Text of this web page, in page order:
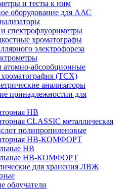
и тесты к ним
оборудование для ААС
спектрофлуориметры
хроматографы
электрофореза
атомно-абсорбционные
хроматография (ТСХ)
анализаторы
принадлежностии для
НВ
CLASSIC металлическая
полипропиленовые
НВ-КОМФОРТ
НВ
НВ-КОМФОРТ
для хранения ЛВЖ
облучатели